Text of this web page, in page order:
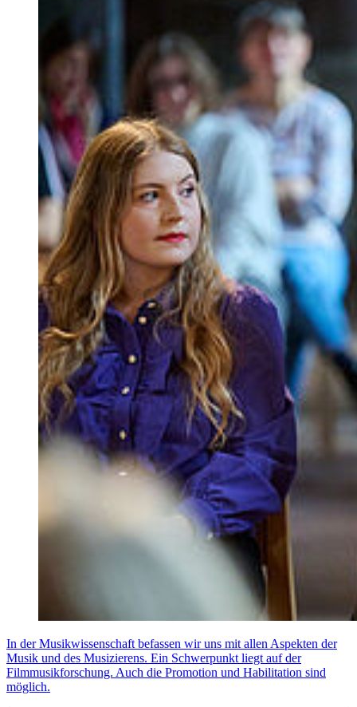
In der Musikwissenschaft befassen wir uns mit allen Aspekten der
Musik und des Musizierens. Ein Schwerpunkt liegt auf der
Filmmusikforschung. Auch die Promotion und Habilitation sind
möglich.